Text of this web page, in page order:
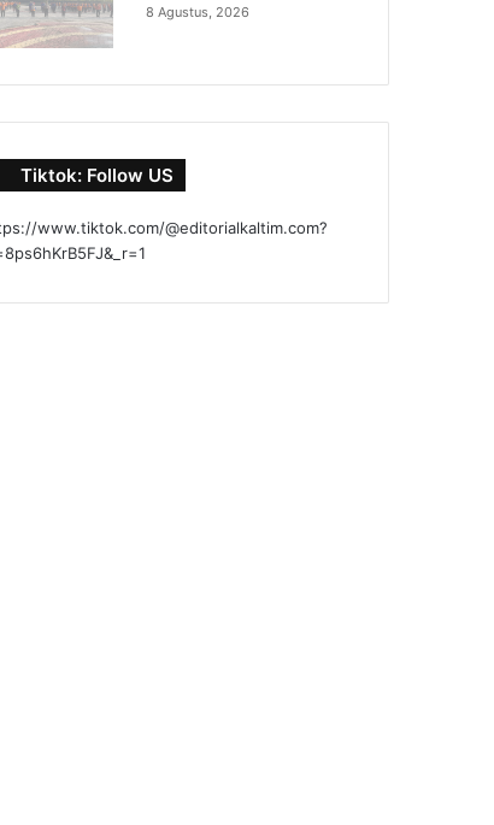
8 Agustus, 2026
Tiktok: Follow US
www.tiktok.com/@editorialkaltim.com?